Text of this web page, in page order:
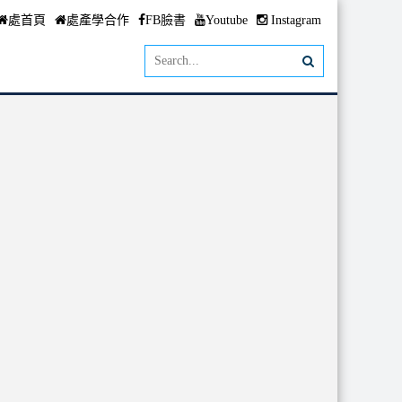
處首頁 處產學合作 FB臉書 Youtube Instagram